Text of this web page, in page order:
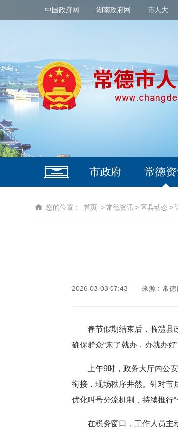
中国政府网 湖南政府网 市人大
市政府 常德
您的位置： 首页 >常德资讯> 区县动态>
2026-03-03 07:43 来源：常德
春节假期结束后，临澧县
确保群众“来了就办，办就办好”
上午9时，政务大厅内公
衔接，现场秩序井然。针对节
优化叫号分流机制，持续推行“
在税务窗口，工作人员主